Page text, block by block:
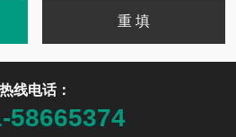
热线电话：
58665374